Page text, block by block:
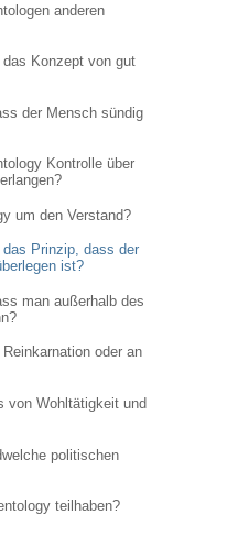
anderen
Konzept von gut
der Mensch sündig
Kontrolle über
um den Verstand?
Prinzip, dass der
ist?
man außerhalb des
oder an
von Wohltätigkeit und
politischen
teilhaben?